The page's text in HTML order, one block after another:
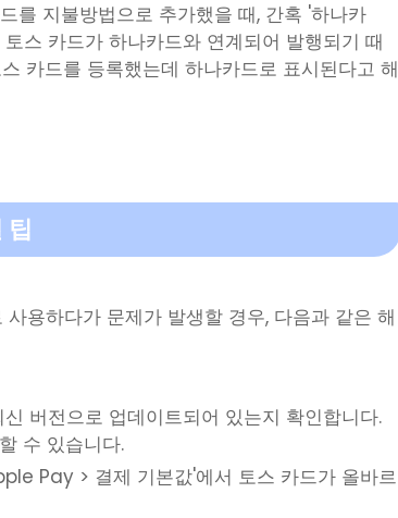
를 지불방법으로 추가했을 때, 간혹 '하나카
스 카드가 하나카드와 연계되어 발행되기 때
카드를 등록했는데 하나카드로 표시된다고 해
팁
용하다가 문제가 발생할 경우, 다음과 같은 해
버전으로 업데이트되어 있는지 확인합니다.
수 있습니다.
Pay > 결제 기본값'에서 토스 카드가 올바르